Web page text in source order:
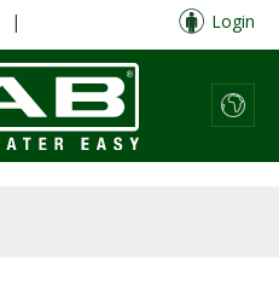
| Login